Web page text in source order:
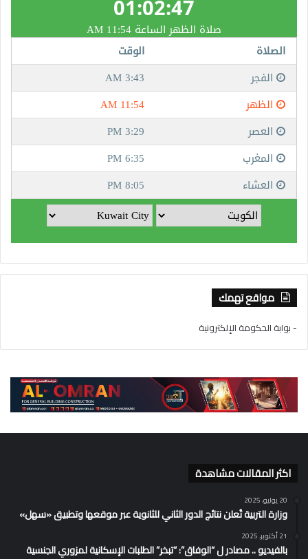
مواقع تهمك
- بوابة الحكومة الإلكترونية
اكثر المقالات مشاهدة
20 يوليو، 2025
وزارة التربية تُعلن نتائج الدور الثاني للثانوية عبر موقعها وتطبيق «سهل»
21 أكتوبر، 2025
بالفيديو .. مصادر ل “الوفاق”: “تبخر” الطلبات الإسكانية لمزوري الجنسية